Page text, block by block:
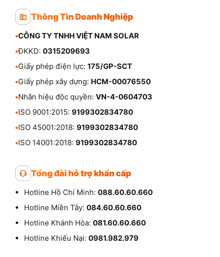
Thông Tin Doanh Nghiệp
•CÔNG TY TNHH VIỆT NAM SOLAR
•ĐKKD: 0315209693
•Giấy phép điện lực: 175/GP-SCT
•Giấy phép xây dựng: HCM-00076550
•Nhãn hiệu độc quyền: VN-4-0604703
•ISO 9001:2015: 9199302834780
•ISO 45001:2018: 9199302834780
•ISO 14001:2018: 9199302834780
Tổng đài hỗ trợ khẩn cấp
Hotline Hồ Chí Minh: 088.60.60.660
Hotline Miền Tây: 084.60.60.660
Hotline Khánh Hòa: 081.60.60.660
Hotline Khiếu Nại: 0981.982.979